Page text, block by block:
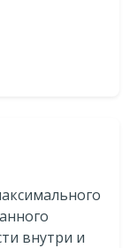
внутри и